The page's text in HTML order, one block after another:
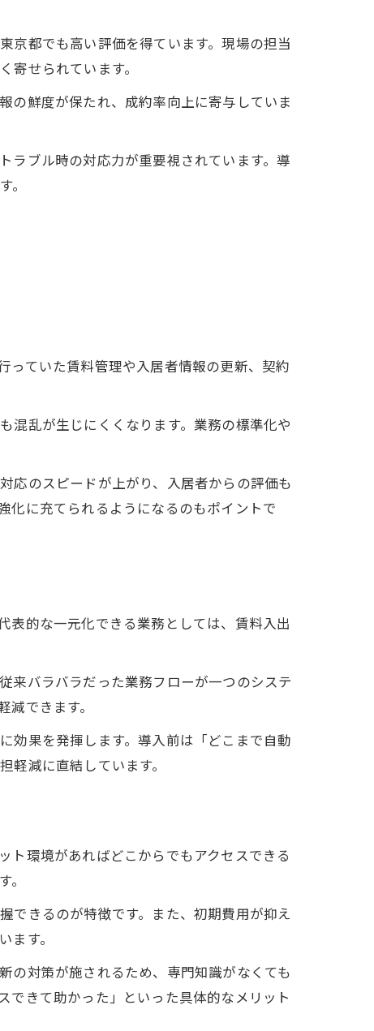
京都でも高い評価を得ています。現場の担当
寄せられています。
の鮮度が保たれ、成約率向上に寄与していま
ラブル時の対応力が重要視されています。導
。
っていた賃料管理や入居者情報の更新、契約
混乱が生じにくくなります。業務の標準化や
応のスピードが上がり、入居者からの評価も
化に充てられるようになるのもポイントで
表的な一元化できる業務としては、賃料入出
来バラバラだった業務フローが一つのシステ
できます。
効果を発揮します。導入前は「どこまで自動
軽減に直結しています。
ト環境があればどこからでもアクセスできる
。
できるのが特徴です。また、初期費用が抑え
ます。
の対策が施されるため、専門知識がなくても
できて助かった」といった具体的なメリット